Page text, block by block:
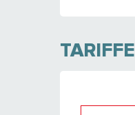
TARIFFE